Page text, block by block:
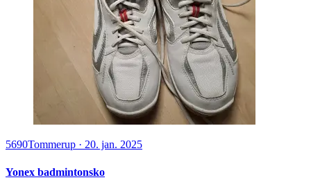
5690Tommerup · 20. jan. 2025
Yonex badmintonsko